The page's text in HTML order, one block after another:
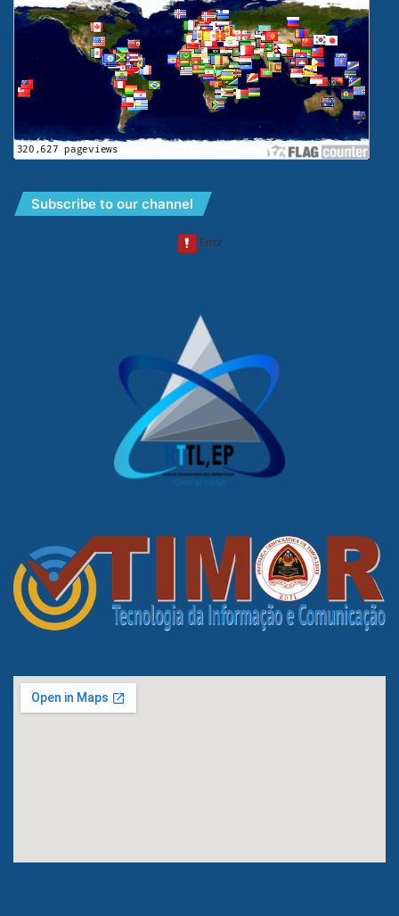
Subscribe to our channel